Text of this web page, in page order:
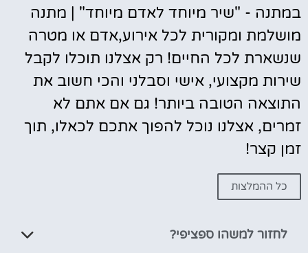
במתנה - "שיר מיוחד לאדם מיוחד" | מתנה
מושלמת ומקורית לכל אירוע,אדם או מטרה
שנשארת לכל החיים! רק אצלנו תוכלו לקבל
שירות מקצועי, אישי וסבלני והכי חשוב את
התוצאה הטובה ביותר! גם אם אתם לא
זמרים, אצלנו נוכל להפוך אתכם לכאלו, תוך
זמן קצר!
כל ההמלצות
לחזור למשהו ספציפי?